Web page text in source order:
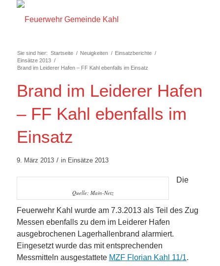
Sie sind hier: Startseite / Neuigkeiten / Einsatzberichte /
Einsätze 2013 /
Brand im Leiderer Hafen – FF Kahl ebenfalls im Einsatz
Brand im Leiderer Hafen
– FF Kahl ebenfalls im
Einsatz
9. März 2013 / in Einsätze 2013
Quelle: Main-Netz
Die
Feuerwehr Kahl wurde am 7.3.2013 als Teil des Zug
Messen ebenfalls zu dem im Leiderer Hafen
ausgebrochenen Lagerhallenbrand alarmiert.
Eingesetzt wurde das mit entsprechenden
Messmitteln ausgestattete MZF Florian Kahl 11/1.